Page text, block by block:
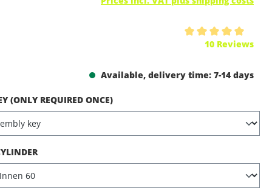
10 Reviews
Available, delivery time: 7-14 days
(ONLY REQUIRED ONCE)